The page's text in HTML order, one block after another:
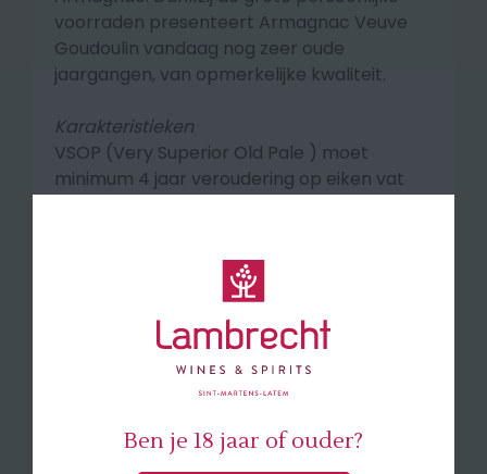
voorraden presenteert Armagnac Veuve
Goudoulin vandaag nog zeer oude
jaargangen, van opmerkelijke kwaliteit.
Karakteristieken
VSOP (Very Superior Old Pale ) moet
minimum 4 jaar veroudering op eiken vat
en zeer zoete en fruitige Armagnac met
een mooie balans. Helder amberkleurig. De
neus onthult tonen van fruit en kruiden,
vanille en walnoten. De smaak is rond, fris
met tonen van hout en kruiden.
🍸 Armagnac VSOP is perfect om puur van
te genieten, op ijs, in longdrink of cocktail.
Ben je 18 jaar of ouder?